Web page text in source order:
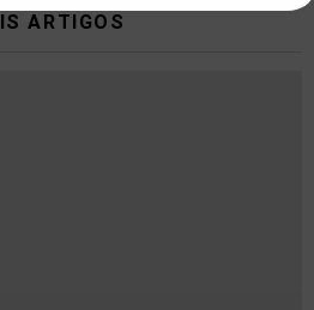
ARTIGOS